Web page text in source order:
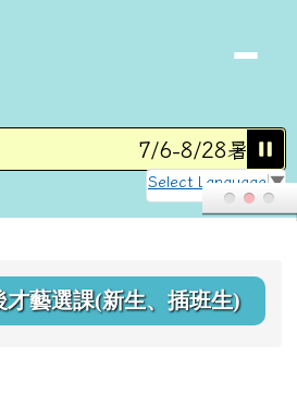
7/6-8/28暑假營
Select Language ▼
才藝選課(新生、插班生)